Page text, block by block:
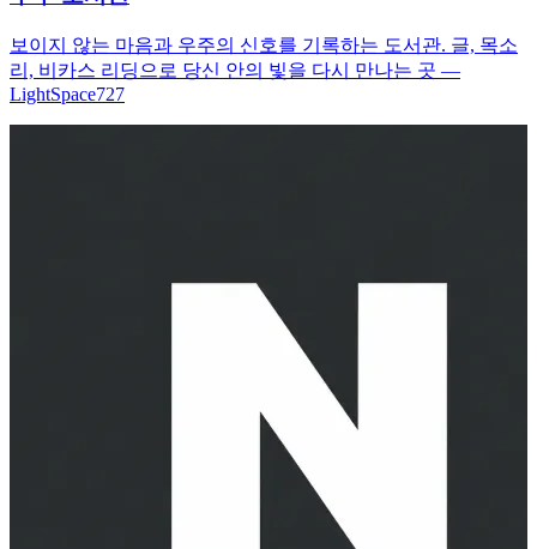
보이지 않는 마음과 우주의 신호를 기록하는 도서관. 글, 목소
리, 비카스 리딩으로 당신 안의 빛을 다시 만나는 곳 —
LightSpace727